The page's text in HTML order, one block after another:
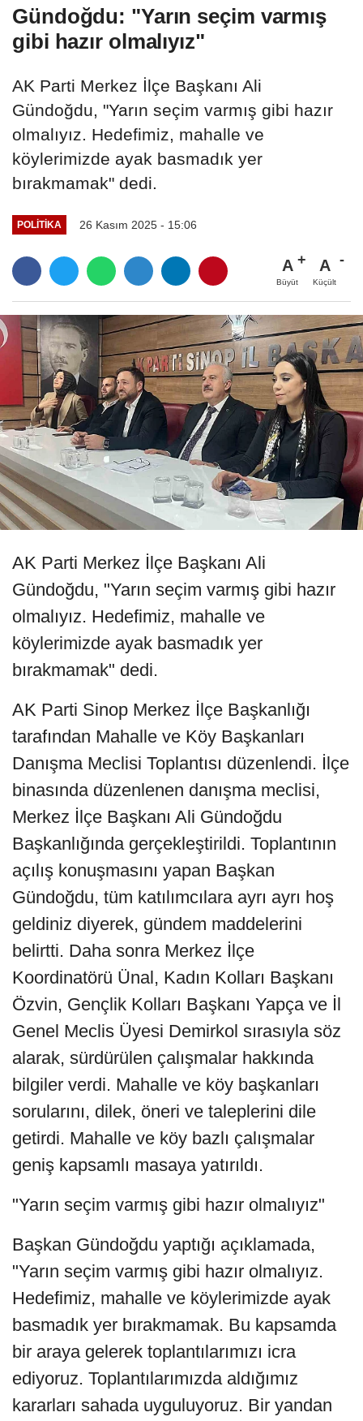
Gündoğdu: "Yarın seçim varmış
gibi hazır olmalıyız"
AK Parti Merkez İlçe Başkanı Ali
Gündoğdu, "Yarın seçim varmış gibi hazır
olmalıyız. Hedefimiz, mahalle ve
köylerimizde ayak basmadık yer
bırakmamak" dedi.
POLITIKA 26 Kasım 2025 - 15:06
A
Büyüt
A
Küçült
AK Parti Merkez İlçe Başkanı Ali
Gündoğdu, "Yarın seçim varmış gibi hazır
olmalıyız. Hedefimiz, mahalle ve
köylerimizde ayak basmadık yer
bırakmamak" dedi.
AK Parti Sinop Merkez İlçe Başkanlığı
tarafından Mahalle ve Köy Başkanları
Danışma Meclisi Toplantısı düzenlendi. İlçe
binasında düzenlenen danışma meclisi,
Merkez İlçe Başkanı Ali Gündoğdu
Başkanlığında gerçekleştirildi. Toplantının
açılış konuşmasını yapan Başkan
Gündoğdu, tüm katılımcılara ayrı ayrı hoş
geldiniz diyerek, gündem maddelerini
belirtti. Daha sonra Merkez İlçe
Koordinatörü Ünal, Kadın Kolları Başkanı
Özvin, Gençlik Kolları Başkanı Yapça ve İl
Genel Meclis Üyesi Demirkol sırasıyla söz
alarak, sürdürülen çalışmalar hakkında
bilgiler verdi. Mahalle ve köy başkanları
sorularını, dilek, öneri ve taleplerini dile
getirdi. Mahalle ve köy bazlı çalışmalar
geniş kapsamlı masaya yatırıldı.
"Yarın seçim varmış gibi hazır olmalıyız"
Başkan Gündoğdu yaptığı açıklamada,
"Yarın seçim varmış gibi hazır olmalıyız.
Hedefimiz, mahalle ve köylerimizde ayak
basmadık yer bırakmamak. Bu kapsamda
bir araya gelerek toplantılarımızı icra
ediyoruz. Toplantılarımızda aldığımız
kararları sahada uyguluyoruz. Bir yandan